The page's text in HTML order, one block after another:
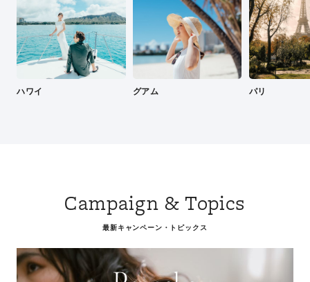
ハワイ グアム パリ
Campaign & Topics
最新キャンペーン・トピックス